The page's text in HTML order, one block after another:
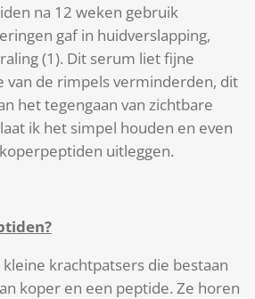
na 12 weken gebruik
gaf in huidverslapping,
(1). Dit serum liet fijne
van de rimpels verminderden, dit
het tegengaan van zichtbare
ik het simpel houden en even
uitleggen.
krachtpatsers die bestaan
koper en een peptide. Ze horen